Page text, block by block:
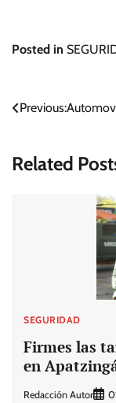
Posted in
Navegación
entradas
Previous:
Related
SEGURIDAD
Firmes las
en
Redacción Autor